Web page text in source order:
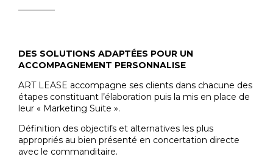
DES SOLUTIONS ADAPTÉES POUR UN
ACCOMPAGNEMENT PERSONNALISE
ART LEASE accompagne ses clients dans chacune des
étapes constituant l’élaboration puis la mis en place de
leur « Marketing Suite ».
Définition des objectifs et alternatives les plus
appropriés au bien présenté en concertation directe
avec le commanditaire.